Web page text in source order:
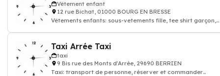
Vêtement enfant
12 rue Bichat, 01000 BOURG EN BRESSE
Vêtements enfants: sous-vetements fille, tee shirt garçon,
Taxi Arrée Taxi
taxi
9 Bis rue des Monts d'Arrée, 29690 BERRIEN
Taxi: transport de personne, réserver et commander